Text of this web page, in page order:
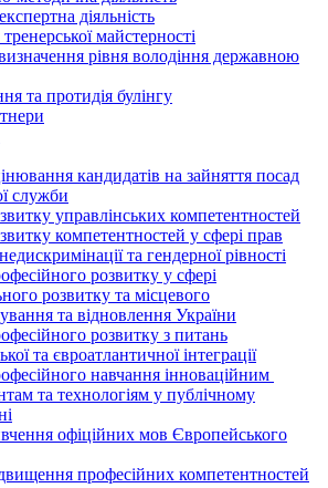
діяльність
майстерності
рівня володіння державною
та протидія булінгу
кандидатів на зайняття посад
служби
управлінських компетентностей
компетентностей у сфері прав
та гендерної рівності
розвитку у сфері
розвитку та місцевого
та відновлення України
розвитку з питань
та євроатлантичної інтеграції
навчання інноваційним
та технологіям у публічному
офіційних мов Європейського
професійних компетентностей